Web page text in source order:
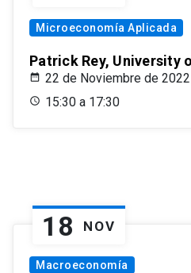
Microeconomía Aplicada
Patrick Rey, University
22 de Noviembre de 2022
15:30 a 17:30
18 NOV
Macroeconomía